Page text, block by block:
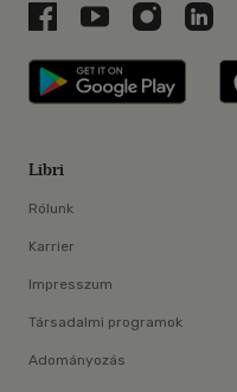
Libri a Facebookon
Libri aLibri az
Libri
Libri
Rólunk
Karrier
Impresszum
Társadalmi programok
Adományozás